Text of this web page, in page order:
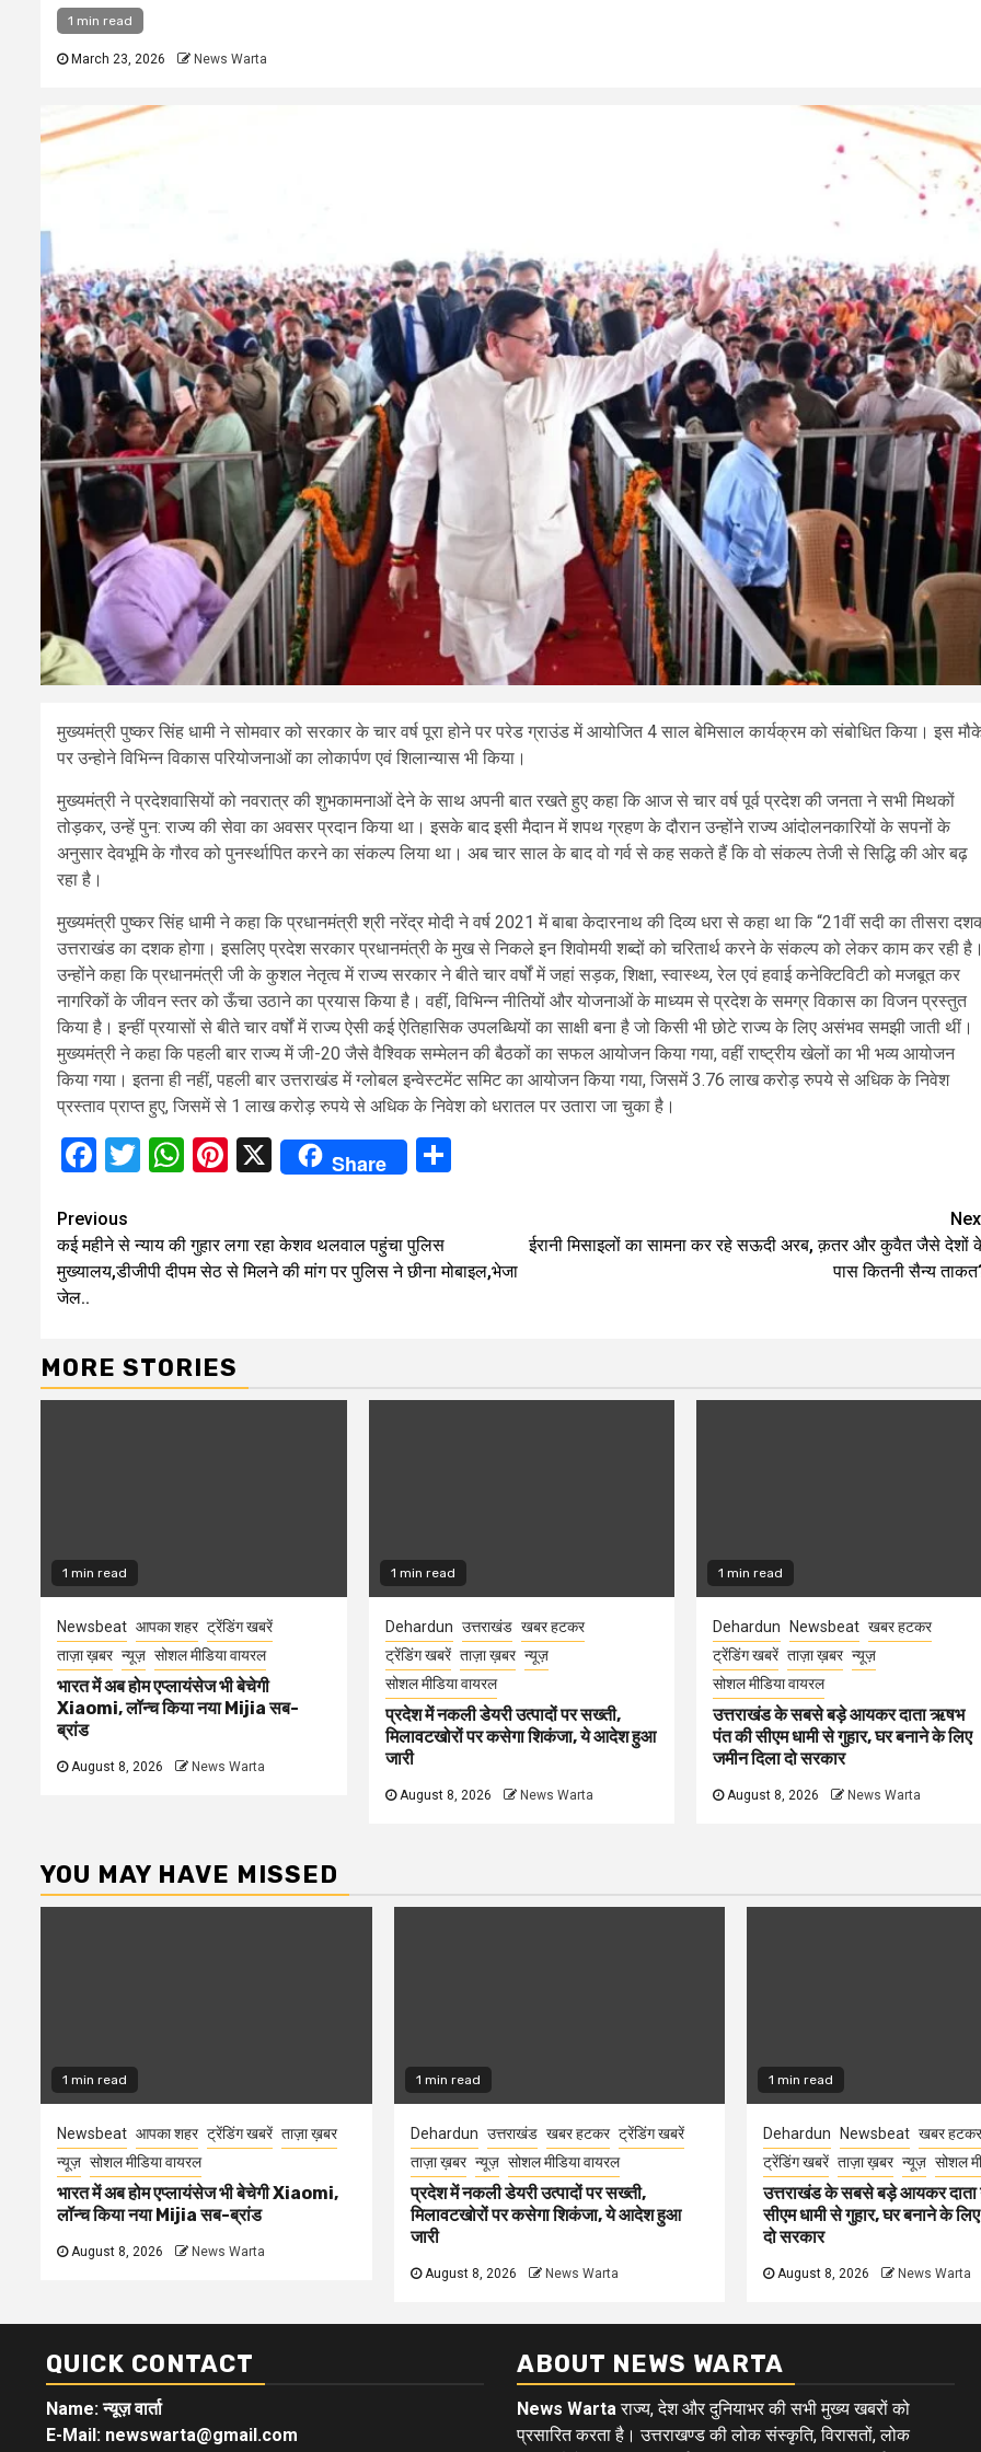
1 min read
March 23, 2026 News Warta
मुख्यमंत्री पुष्कर सिंह धामी ने सोमवार को सरकार के चार वर्ष पूरा होने पर परेड ग्राउंड में आयोजित 4 साल बेमिसाल कार्यक्रम को संबोधित किया। इस
पर उन्होने विभिन्न विकास परियोजनाओं का लोकार्पण एवं शिलान्यास भी किया।
मुख्यमंत्री ने प्रदेशवासियों को नवरात्र की शुभकामनाओं देने के साथ अपनी बात रखते हुए कहा कि आज से चार वर्ष पूर्व प्रदेश की जनता ने सभी मिथकों
तोड़कर, उन्हें पुन: राज्य की सेवा का अवसर प्रदान किया था। इसके बाद इसी मैदान में शपथ ग्रहण के दौरान उन्होंने राज्य आंदोलनकारियों के सपनों के
अनुसार देवभूमि के गौरव को पुनर्स्थापित करने का संकल्प लिया था। अब चार साल के बाद वो गर्व से कह सकते हैं कि वो संकल्प तेजी से सिद्धि की ओर बढ़
रहा है।
मुख्यमंत्री पुष्कर सिंह धामी ने कहा कि प्रधानमंत्री श्री नरेंद्र मोदी ने वर्ष 2021 में बाबा केदारनाथ की दिव्य धरा से कहा था कि “21वीं सदी का तीसरा
उत्तराखंड का दशक होगा। इसलिए प्रदेश सरकार प्रधानमंत्री के मुख से निकले इन शिवोमयी शब्दों को चरितार्थ करने के संकल्प को लेकर काम कर रही है।
उन्होंने कहा कि प्रधानमंत्री जी के कुशल नेतृत्व में राज्य सरकार ने बीते चार वर्षों में जहां सड़क, शिक्षा, स्वास्थ्य, रेल एवं हवाई कनेक्टिविटी को मजबूत कर
नागरिकों के जीवन स्तर को ऊँचा उठाने का प्रयास किया है। वहीं, विभिन्न नीतियों और योजनाओं के माध्यम से प्रदेश के समग्र विकास का विजन प्रस्तुत
किया है। इन्हीं प्रयासों से बीते चार वर्षों में राज्य ऐसी कई ऐतिहासिक उपलब्धियों का साक्षी बना है जो किसी भी छोटे राज्य के लिए असंभव समझी जाती थीं।
मुख्यमंत्री ने कहा कि पहली बार राज्य में जी-20 जैसे वैश्विक सम्मेलन की बैठकों का सफल आयोजन किया गया, वहीं राष्ट्रीय खेलों का भी भव्य आयोजन
किया गया। इतना ही नहीं, पहली बार उत्तराखंड में ग्लोबल इन्वेस्टमेंट समिट का आयोजन किया गया, जिसमें 3.76 लाख करोड़ रुपये से अधिक के निवेश
प्रस्ताव प्राप्त हुए, जिसमें से 1 लाख करोड़ रुपये से अधिक के निवेश को धरातल पर उतारा जा चुका है।
Facebook
Twitter
WhatsApp
Pinterest
X Share
Continue
Reading
Previous
कई महीने से न्याय की गुहार लगा रहा केशव थलवाल पहुंचा पुलिस
मुख्यालय,डीजीपी दीपम सेठ से मिलने की मांग पर पुलिस ने छीना मोबाइल,भेजा
जेल..
ईरानी मिसाइलों का सामना कर रहे सऊदी अरब, क़तर और कुवैत जैसे देशों
पास कितनी सैन्य
MORE STORIES
1 min read
Newsbeat आपका शहर ट्रेंडिंग खबरें
ताज़ा ख़बर न्यूज़ सोशल मीडिया वायरल
भारत में अब होम एप्लायंसेज भी बेचेगी
Xiaomi, लॉन्च किया नया Mijia सब-
ब्रांड
August 8, 2026 News Warta
1 min read
Dehardun उत्तराखंड खबर हटकर
ट्रेंडिंग खबरें ताज़ा ख़बर न्यूज़
सोशल मीडिया वायरल
प्रदेश में नकली डेयरी उत्पादों पर सख्ती,
मिलावटखोरों पर कसेगा शिकंजा, ये आदेश हुआ
जारी
August 8, 2026 News Warta
1 min read
Dehardun Newsbeat खबर हटकर
ट्रेंडिंग खबरें ताज़ा ख़बर न्यूज़
सोशल मीडिया वायरल
उत्तराखंड के सबसे बड़े आयकर दाता ऋषभ
पंत की सीएम धामी से गुहार, घर बनाने के लिए
जमीन दिला दो सरकार
August 8, 2026 News Warta
YOU MAY HAVE MISSED
1 min read
Newsbeat आपका शहर ट्रेंडिंग खबरें ताज़ा ख़बर
न्यूज़ सोशल मीडिया वायरल
भारत में अब होम एप्लायंसेज भी बेचेगी Xiaomi,
लॉन्च किया नया Mijia सब-ब्रांड
August 8, 2026 News Warta
1 min read
Dehardun उत्तराखंड खबर हटकर ट्रेंडिंग खबरें
ताज़ा ख़बर न्यूज़ सोशल मीडिया वायरल
प्रदेश में नकली डेयरी उत्पादों पर सख्ती,
मिलावटखोरों पर कसेगा शिकंजा, ये आदेश हुआ
जारी
August 8, 2026 News Warta
1 min read
Dehardun Newsbeat खबर हटकर
ट्रेंडिंग खबरें ताज़ा ख़बर न्यूज़ सोशल
उत्तराखंड के सबसे बड़े आयकर
सीएम धामी से गुहार, घर बनाने के
दो सरकार
August 8, 2026 News Warta
QUICK CONTACT
Name: न्यूज़ वार्ता
E-Mail: newswarta@gmail.com
ABOUT NEWS WARTA
News Warta राज्य, देश और दुनियाभर की सभी मुख्य खबरों को
प्रसारित करता है। उत्तराखण्ड की लोक संस्कृति, विरासतों, लोक